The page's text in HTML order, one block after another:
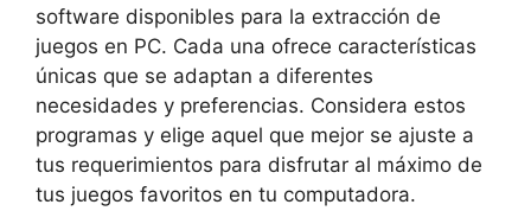
software disponibles⁣ para la extracción de
juegos en PC.⁤ Cada una ‍ofrece características
únicas⁣ que se adaptan a diferentes
necesidades y preferencias. ‌Considera estos
‍programas‌ y elige aquel que mejor se ajuste a
tus requerimientos para disfrutar ​al máximo de
tus‌ juegos favoritos⁢ en ⁢tu⁢ computadora.